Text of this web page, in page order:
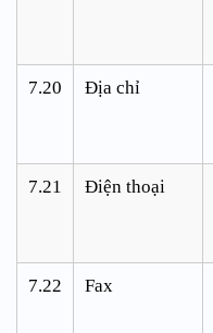
7.20 Địa chỉ
7.21 Điện thoại
7.22 Fax